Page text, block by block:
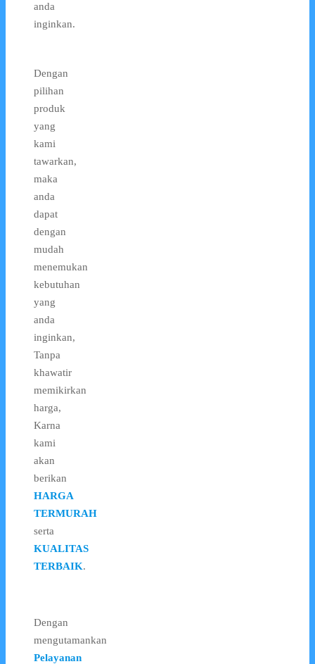
anda
inginkan.
Dengan
pilihan
produk
yang
kami
tawarkan,
maka
anda
dapat
dengan
mudah
menemukan
kebutuhan
yang
anda
inginkan,
Tanpa
khawatir
memikirkan
harga,
Karna
kami
akan
berikan
HARGA
TERMURAH
serta
KUALITAS
TERBAIK.
Dengan
mengutamankan
Pelayanan